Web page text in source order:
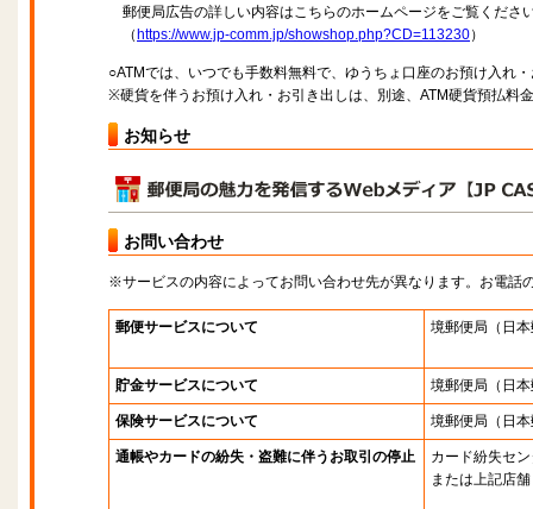
郵便局広告の詳しい内容はこちらのホームページをご覧くださ
（ https://www.jp-comm.jp/showshop.php?CD=113230）
○ATMでは、いつでも手数料無料で、ゆうちょ口座のお預け入れ
※硬貨を伴うお預け入れ・お引き出しは、別途、ATM硬貨預払料
お知らせ
お問い合わせ
※サービスの内容によってお問い合わせ先が異なります。お電話
郵便サービスについて 境郵便局 （日
貯金サービスについて 境郵便局 （日
保険サービスについて 境郵便局 （日
通帳やカードの紛失・盗難に伴うお取引の停止
カード紛失セ
または上記店舗